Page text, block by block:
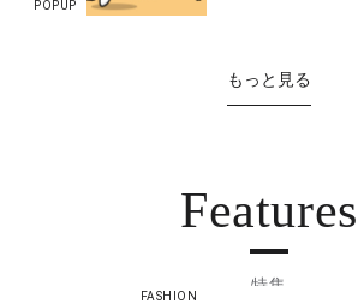
POPUP
もっと見る
Features
特集
FASHION